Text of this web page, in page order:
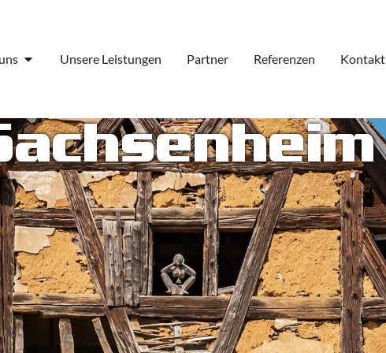
Unsere Leistungen Partner Referenzen Kontakt